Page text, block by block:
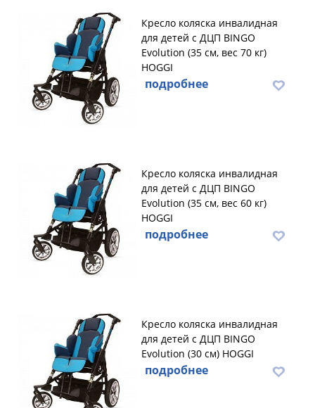
Кресло коляска инвалидная
для детей с ДЦП BINGO
Evolution (35 см, вес 70 кг)
HOGGI
подробнее
Кресло коляска инвалидная
для детей с ДЦП BINGO
Evolution (35 см, вес 60 кг)
HOGGI
подробнее
Кресло коляска инвалидная
для детей с ДЦП BINGO
Evolution (30 см) HOGGI
подробнее